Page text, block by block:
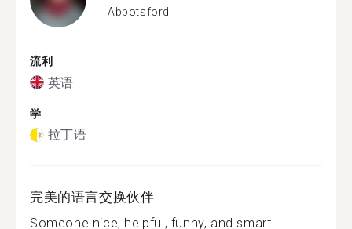
Abbotsford
流利
英语
学
拉丁语
完美的语言交换伙伴
Someone nice, helpful, funny, and smart...